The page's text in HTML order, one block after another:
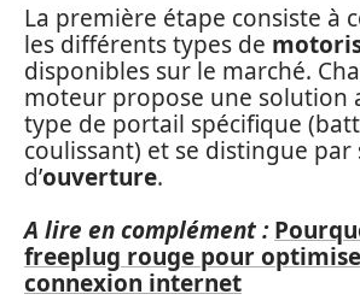
La première étape consiste à
les différents types de
disponibles sur le marché.
moteur propose une solution
type de portail spécifique
coulissant) et se distingue par
d’ouverture.
A lire en complément :
freeplug rouge pour
connexion internet